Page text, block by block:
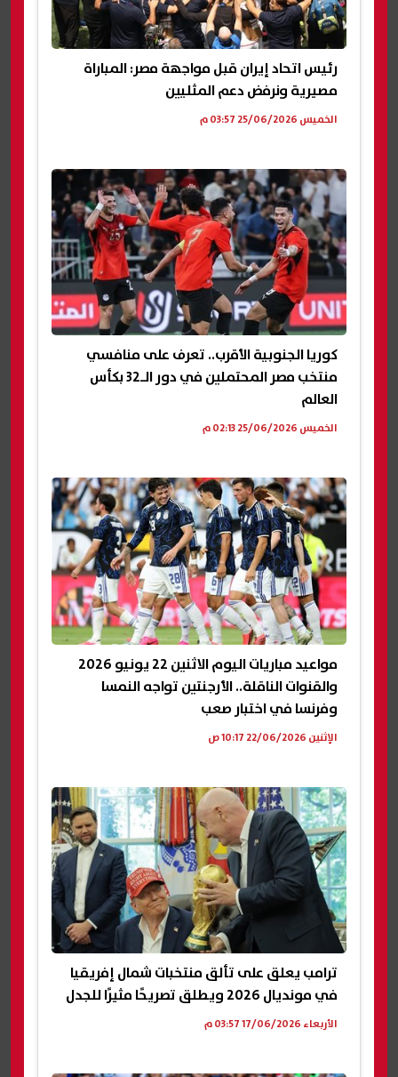
رئيس اتحاد إيران قبل مواجهة مصر: المباراة
مصيرية ونرفض دعم المثليين
الخميس 25/06/2026 03:57 م
كوريا الجنوبية الأقرب.. تعرف على منافسي
منتخب مصر المحتملين في دور الـ32 بكأس
العالم
الخميس 25/06/2026 02:13 م
مواعيد مباريات اليوم الاثنين 22 يونيو 2026
والقنوات الناقلة.. الأرجنتين تواجه النمسا
وفرنسا في اختبار صعب
الإثنين 22/06/2026 10:17 ص
ترامب يعلق على تألق منتخبات شمال إفريقيا
في مونديال 2026 ويطلق تصريحًا مثيرًا للجدل
الأربعاء 17/06/2026 03:57 م